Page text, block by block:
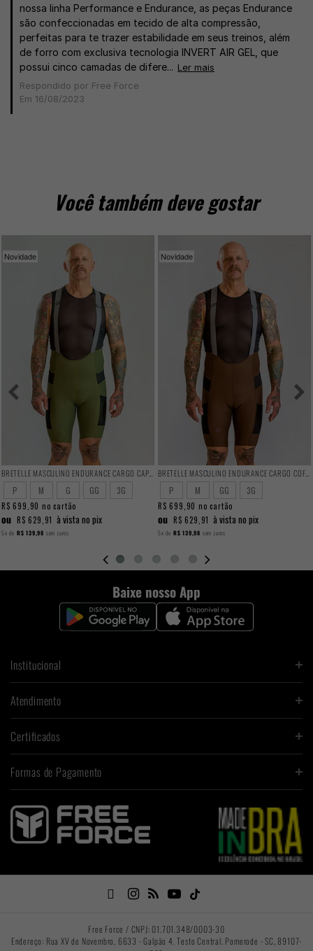
nossa linha Performance e Endurance, as peças Endurance
são confeccionadas em tecido de alta compressão,
perfeitas para te trazer estabilidade em seus treinos, além
de forro com exclusiva tecnologia INVERT AIR GEL, que
possui cinco camadas de difere... Ler mais
Respondido por Free Force
Em 16/08/2023
Você também deve gostar
Novidade
BRETELLE MASCULINO ENDURANCE CARGO CAPER
P M G GG 3G
R$ 699,90 no cartão
ou R$ 629,91 à vista no pix
5x de R$ 139,98 sem juros
Novidade
BRETELLE MASCULINO ENDURANCE CARGO COFFEE
P M GG 3G
R$ 699,90 no cartão
ou R$ 629,91 à vista no pix
5x de R$ 139,98 sem juros
Baixe nosso App
Institucional
Atendimento
Certificados
Formas de Pagamento

Free Force / CNPJ: 01.701.348/0003-30
Endereço: Rua XV de Novembro, 6633 - Galpão 4. Testo Central. Pomerode - SC, 89107-